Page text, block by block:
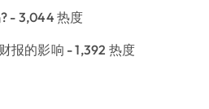
- 3,044 热度
报的影响 - 1,392 热度